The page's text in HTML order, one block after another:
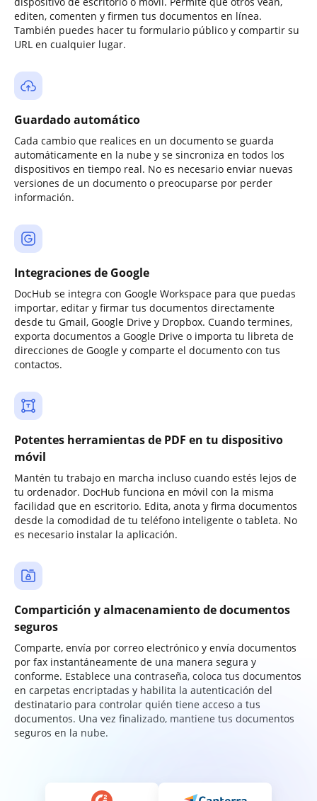
editen, comenten y firmen tus documentos en línea.
También puedes hacer tu formulario público y compartir su
URL en cualquier lugar.
Guardado automático
Cada cambio que realices en un documento se guarda
automáticamente en la nube y se sincroniza en todos los
dispositivos en tiempo real. No es necesario enviar nuevas
versiones de un documento o preocuparse por perder
información.
Integraciones de Google
DocHub se integra con Google Workspace para que puedas
importar, editar y firmar tus documentos directamente
desde tu Gmail, Google Drive y Dropbox. Cuando termines,
exporta documentos a Google Drive o importa tu libreta de
direcciones de Google y comparte el documento con tus
contactos.
Potentes herramientas de PDF en tu dispositivo
móvil
Mantén tu trabajo en marcha incluso cuando estés lejos de
tu ordenador. DocHub funciona en móvil con la misma
facilidad que en escritorio. Edita, anota y firma documentos
desde la comodidad de tu teléfono inteligente o tableta. No
es necesario instalar la aplicación.
Compartición y almacenamiento de documentos
seguros
Comparte, envía por correo electrónico y envía documentos
por fax instantáneamente de una manera segura y
conforme. Establece una contraseña, coloca tus documentos
en carpetas encriptadas y habilita la autenticación del
destinatario para controlar quién tiene acceso a tus
documentos. Una vez finalizado, mantiene tus documentos
seguros en la nube.